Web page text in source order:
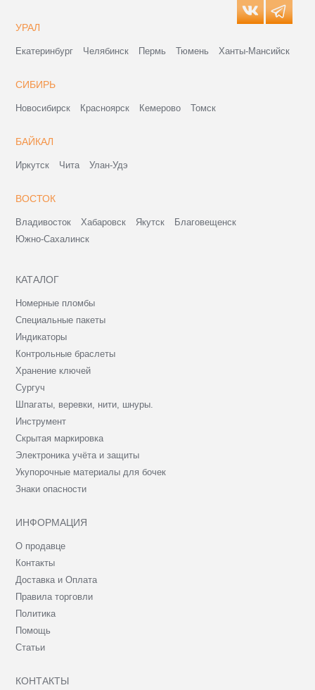
УРАЛ
Екатеринбург Челябинск Пермь Тюмень Ханты-Мансийск
СИБИРЬ
Новосибирск Красноярск Кемерово Томск
БАЙКАЛ
Иркутск Чита Улан-Удэ
ВОСТОК
Владивосток Хабаровск Якутск
Благовещенск
Южно-Сахалинск
КАТАЛОГ
Номерные пломбы
Специальные пакеты
Индикаторы
Контрольные браслеты
Хранение ключей
Сургуч
Шпагаты, веревки, нити, шнуры.
Инструмент
Скрытая маркировка
Электроника учёта и защиты
Укупорочные материалы для бочек
Знаки опасности
ИНФОРМАЦИЯ
О продавце
Контакты
Доставка и Оплата
Правила торговли
Политика
Помощь
Статьи
КОНТАКТЫ